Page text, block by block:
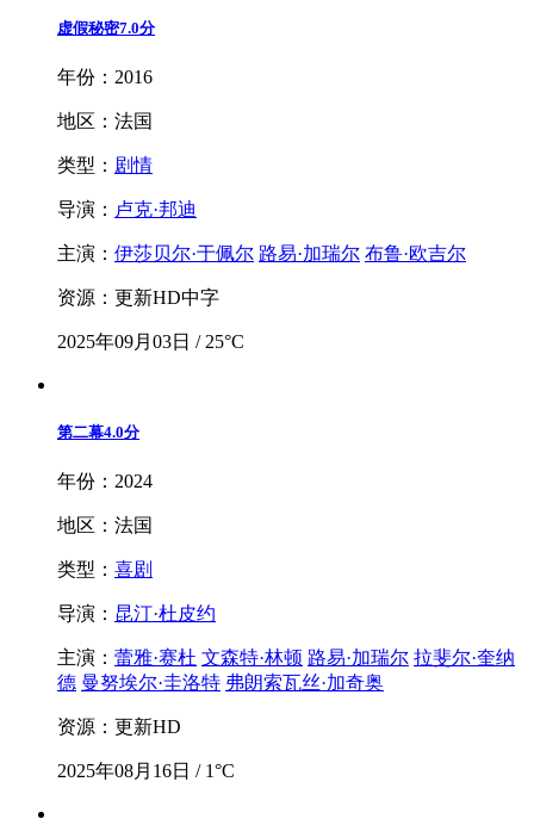
虚假秘密7.0分
年份：2016
地区：法国
类型： 剧情
导演： 卢克·邦迪
主演： 伊莎贝尔·于佩尔 路易·加瑞尔 布鲁·欧吉尔
资源：更新HD中字
2025年09月03日 / 25°C
第二幕4.0分
年份：2024
地区：法国
类型： 喜剧
导演： 昆汀·杜皮约
主演： 蕾雅·赛杜 文森特·林顿 路易·加瑞尔 拉斐尔·奎纳
德 曼努埃尔·圭洛特 弗朗索瓦丝·加奇奥
资源：更新HD
2025年08月16日 / 1°C